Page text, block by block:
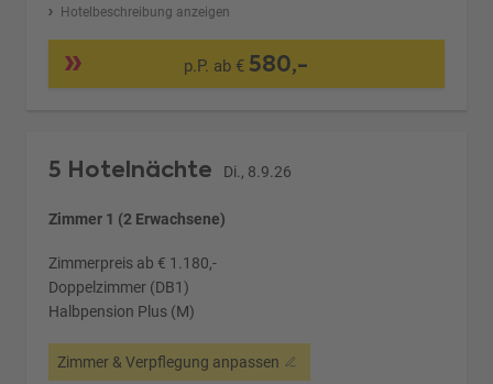
Hotelbeschreibung anzeigen
p.P. ab € 580,-
5 Hotelnächte Di., 8.9.26
Zimmer 1 (2 Erwachsene)
Zimmerpreis ab € 1.180,-
Doppelzimmer (DB1)
Halbpension Plus (M)
Zimmer & Verpflegung anpassen